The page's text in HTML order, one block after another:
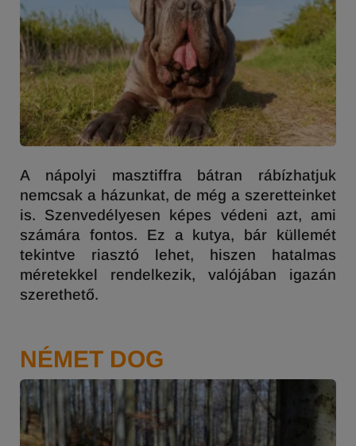
A nápolyi masztiffra bátran rábízhatjuk
nemcsak a házunkat, de még a szeretteinket
is. Szenvedélyesen képes védeni azt, ami
számára fontos. Ez a kutya, bár küllemét
tekintve riasztó lehet, hiszen hatalmas
méretekkel rendelkezik, valójában igazán
szerethető.
NÉMET DOG